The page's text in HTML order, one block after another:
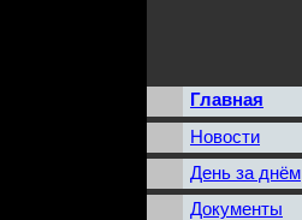
Главная
Новости
День за днём
Документы